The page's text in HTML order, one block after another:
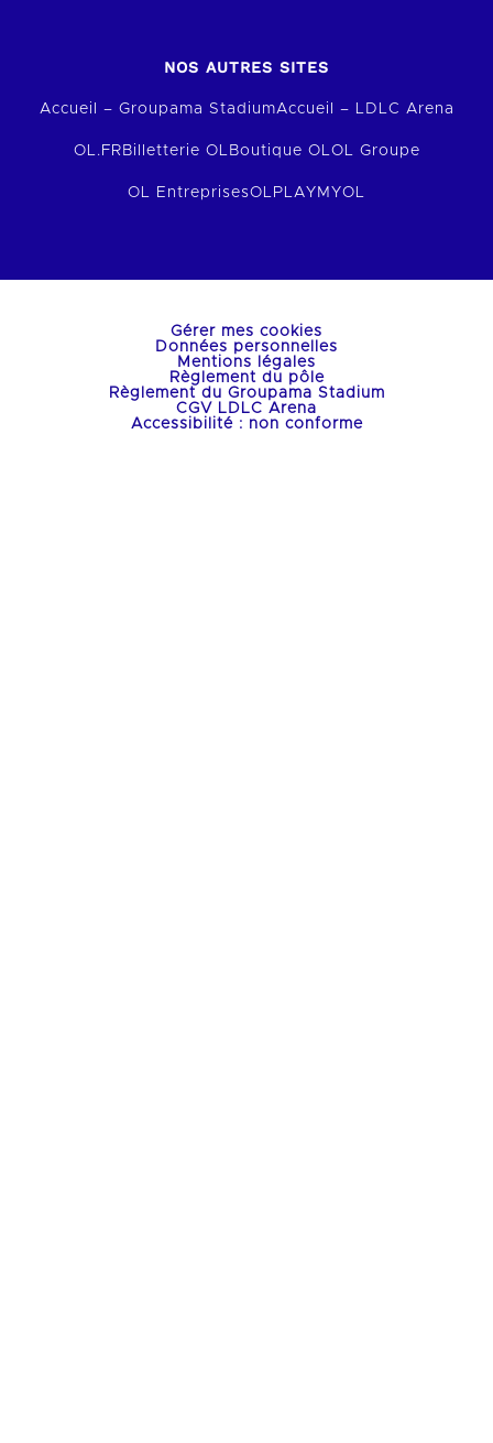
NOS AUTRES SITES
Accueil – Groupama StadiumAccueil – LDLC Arena
OL.FR Billetterie OL Boutique OLOL Groupe
OL EntreprisesOLPLAY MYOL
Gérer mes cookies
Données personnelles
Mentions légales
Règlement du pôle
Règlement du Groupama Stadium
CGV LDLC Arena
Accessibilité : non conforme